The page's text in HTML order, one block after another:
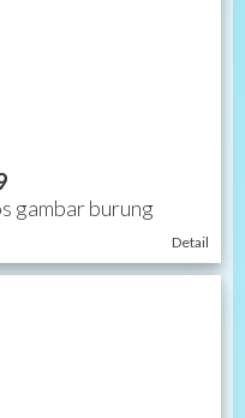
gambar burung
Detail